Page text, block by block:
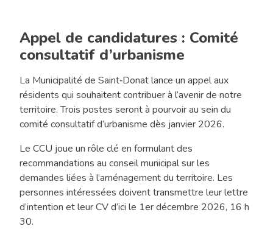
Appel de candidatures : Comité
consultatif d’urbanisme
La Municipalité de Saint‑Donat lance un appel aux
résidents qui souhaitent contribuer à l’avenir de notre
territoire. Trois postes seront à pourvoir au sein du
comité consultatif d’urbanisme dès janvier 2026.
Le CCU joue un rôle clé en formulant des
recommandations au conseil municipal sur les
demandes liées à l’aménagement du territoire. Les
personnes intéressées doivent transmettre leur lettre
d’intention et leur CV d’ici le 1er décembre 2026, 16 h
30.